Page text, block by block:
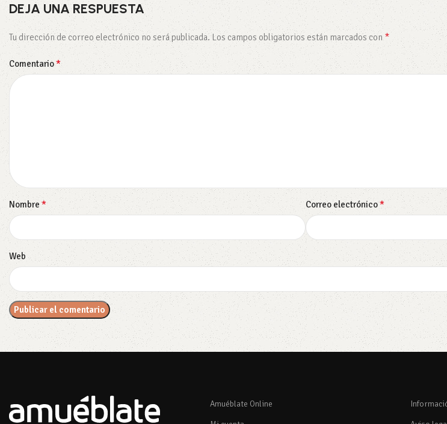
DEJA UNA RESPUESTA
Tu dirección de correo electrónico no será publicada.Los campos obligatorios están marcados con *
Comentario*
Nombre * Correo electrónico*
Web
Amuéblate Online